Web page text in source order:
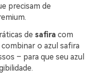
precisam de
de safira com
o azul safira
– para que seu azul